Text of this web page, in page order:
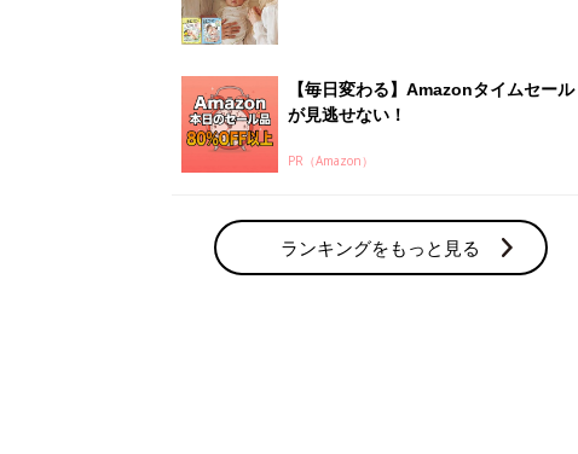
【毎日変わる】Amazonタイムセール
が見逃せない！
PR（Amazon）
ランキングをもっと見る